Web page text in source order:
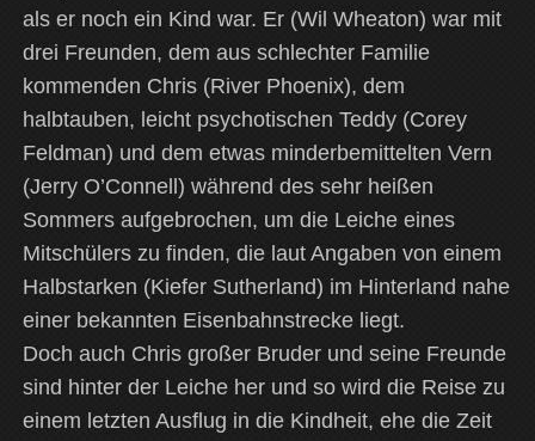
als er noch ein Kind war. Er (Wil Wheaton) war mit
drei Freunden, dem aus schlechter Familie
kommenden Chris (River Phoenix), dem
halbtauben, leicht psychotischen Teddy (Corey
Feldman) und dem etwas minderbemittelten Vern
(Jerry O’Connell) während des sehr heißen
Sommers aufgebrochen, um die Leiche eines
Mitschülers zu finden, die laut Angaben von einem
Halbstarken (Kiefer Sutherland) im Hinterland nahe
einer bekannten Eisenbahnstrecke liegt.
Doch auch Chris großer Bruder und seine Freunde
sind hinter der Leiche her und so wird die Reise zu
einem letzten Ausflug in die Kindheit, ehe die Zeit